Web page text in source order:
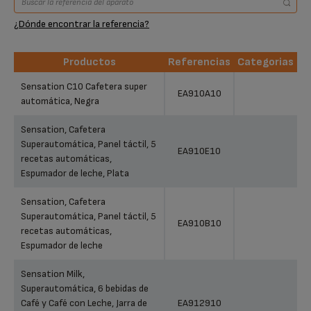
¿Dónde encontrar la referencia?
Productos Referencias
Categorias
Productos
Sensation C10 Cafetera super
automática, Negra
EA910A10
Sensation, Cafetera
Superautomática, Panel táctil, 5
recetas automáticas,
Espumador de leche, Plata
EA910E10
Sensation, Cafetera
Superautomática, Panel táctil, 5
recetas automáticas,
Espumador de leche
EA910B10
Sensation Milk,
Superautomática, 6 bebidas de
Café y Café con Leche, Jarra de
EA912910